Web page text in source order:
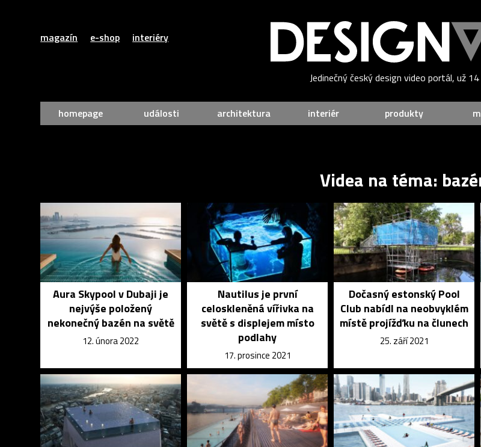
magazín e-shop interiéry
Jedinečný český design video portál, už
homepage události architektura interiér produkty
Videa na téma:
Aura Skypool v Dubaji je
nejvýše položený
nekonečný bazén na světě
12. února 2022
Nautilus je první
celoskleněná vířivka na
světě s displejem místo
podlahy
17. prosince 2021
Dočasný estonský Pool
Club nabídl na neobvyklém
místě projížďku na člunech
25. září 2021